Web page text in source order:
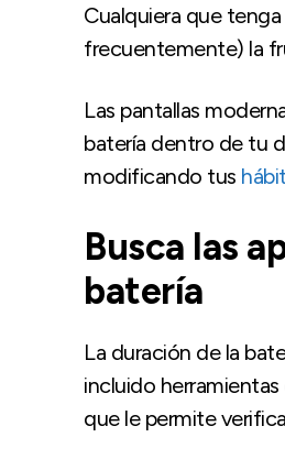
Cualquiera que
frecuentemente) la
Las pantallas
batería dentro de tu
modificando tus
Busca las
batería
La duración de la
incluido
que le permite